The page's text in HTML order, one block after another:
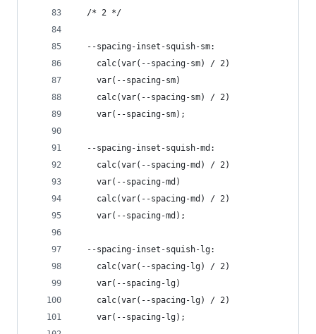
  /* 2 */
  --spacing-inset-squish-sm:
    calc(var(--spacing-sm) / 2)
    var(--spacing-sm)
    calc(var(--spacing-sm) / 2)
    var(--spacing-sm);
  --spacing-inset-squish-md:
    calc(var(--spacing-md) / 2)
    var(--spacing-md)
    calc(var(--spacing-md) / 2)
    var(--spacing-md);
  --spacing-inset-squish-lg:
    calc(var(--spacing-lg) / 2)
    var(--spacing-lg)
    calc(var(--spacing-lg) / 2)
    var(--spacing-lg);